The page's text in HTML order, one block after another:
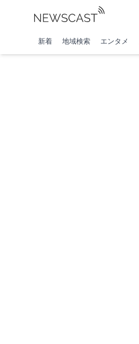
新着 地域検索 エンタメ